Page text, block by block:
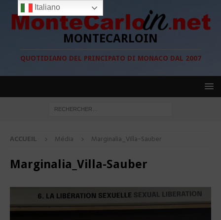
MONTECARLOIN
QUOTIDIANO DEL PRINCIPATO DI MONACO DAL 2007
ACCUEIL Média Marginalia_Villa-Sauber
Marginalia_Villa-Sauber
Italiano